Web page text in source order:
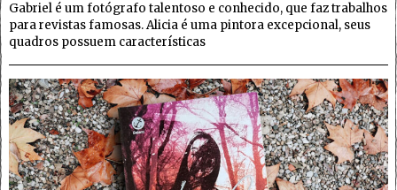
Gabriel é um fotógrafo talentoso e conhecido, que faz trabalhos
para revistas famosas. Alicia é uma pintora excepcional, seus
quadros possuem características